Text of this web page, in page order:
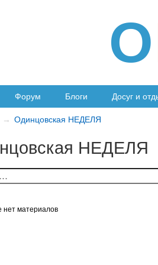
О
Форум Блоги Досуг и
Одинцовская НЕДЕЛЯ
НЕДЕЛЯ
нет материалов